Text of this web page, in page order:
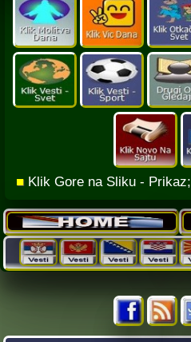
■ Klik Gore na Sliku - Prikaz;